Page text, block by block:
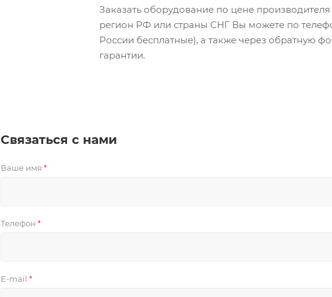
Заказать оборудование по цене
регион РФ или страны СНГ Вы можете по
России бесплатные), а также через обратную
гарантии.
Связаться с нами
Ваше имя *
Телефон *
E-mail *